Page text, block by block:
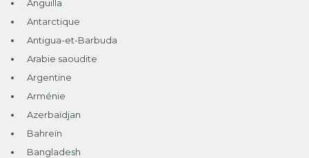
Anguilla
Antarctique
Antigua-et-Barbuda
Arabie saoudite
Argentine
Arménie
Azerbaïdjan
Bahreïn
Bangladesh